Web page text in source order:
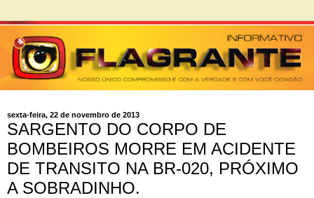
sexta-feira, 22 de novembro de 2013
SARGENTO DO CORPO DE
BOMBEIROS MORRE EM ACIDENTE
DE TRANSITO NA BR-020, PRÓXIMO
A SOBRADINHO.